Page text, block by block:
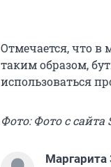
Отмечается, что
таким образом,
использоваться
Фото: Фото с
Маргарита